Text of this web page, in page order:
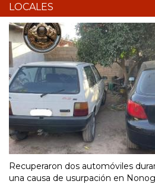
LOCALES
Recuperaron dos automóviles
una causa de usurpación en